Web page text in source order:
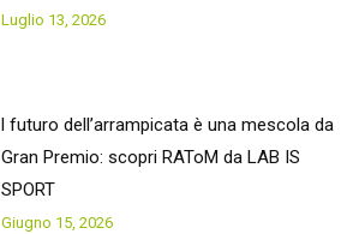
Luglio 13, 2026
l futuro dell’arrampicata è una mescola da
Gran Premio: scopri RAToM da LAB IS
SPORT
Giugno 15, 2026